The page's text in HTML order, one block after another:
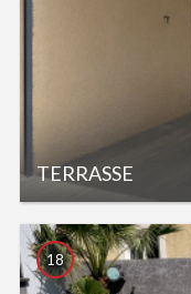
TERRASSE
18